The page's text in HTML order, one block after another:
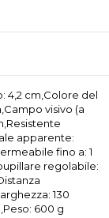
4,2 cm,Colore del
visivo (a
apparente:
fino a: 1
regolabile:
130
600 g